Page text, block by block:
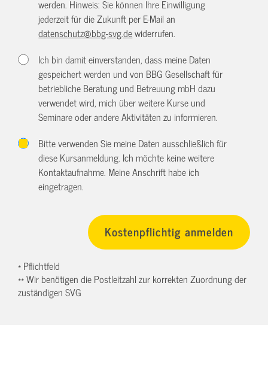
werden. Hinweis: Sie können Ihre Einwilligung
jederzeit für die Zukunft per E-Mail an
datenschutz@bbg-svg.dewiderrufen.
Ich bin damit einverstanden, dass meine Daten
gespeichert werden und von BBG Gesellschaft für
betriebliche Beratung und Betreuung mbH dazu
verwendet wird, mich über weitere Kurse und
Seminare oder andere Aktivitäten zu informieren.
Bitte verwenden Sie meine Daten ausschließlich für
diese Kursanmeldung. Ich möchte keine weitere
Kontaktaufnahme. Meine Anschrift habe ich
eingetragen.
* Pflichtfeld
** Wir benötigen die Postleitzahl zur korrekten Zuordnung der
zuständigen SVG